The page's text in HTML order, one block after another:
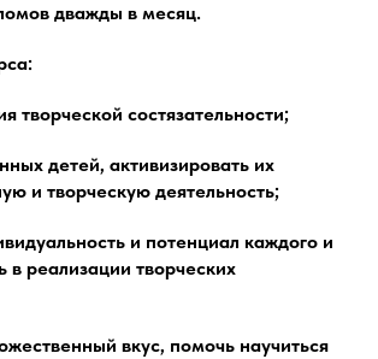
дважды в месяц.
творческой состязательности;
детей, активизировать их
и творческую деятельность;
и потенциал каждого и
в реализации творческих
вкус, помочь научиться